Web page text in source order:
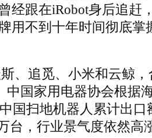
经跟在iRobot身后追赶
用不到十年时间彻底掌
、追觅、小米和云鲸
中国家用电器协会根据
国扫地机器人累计出口
台，行业景气度依然高